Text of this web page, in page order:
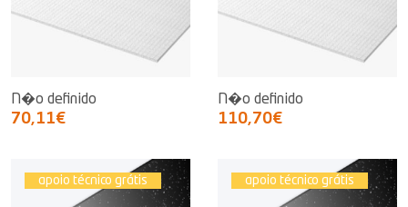
N�o definido
70,11€
N�o definido
110,70€
apoio técnico grátis apoio técnico grátis